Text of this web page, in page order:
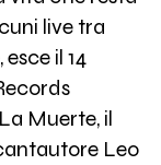
live tra
il 14
Muerte, il
Leo